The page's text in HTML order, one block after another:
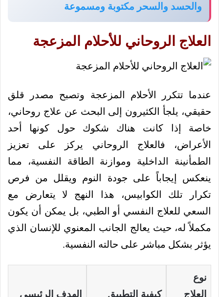
والحسد والسحر مكتوبة ومسموعة
العلاج الروحاني للأحلام المزعجة
عندما تتكرر الأحلام المزعجة وتصبح مصدر قلق
حقيقي، يلجأ الكثيرون إلى البحث عن علاج روحاني،
خاصة إذا كانت هناك شكوك حول كونها أحد
الأعراض، فالعلاج الروحاني يركز على تعزيز
الطمأنينة الداخلية وموازنة الطاقة النفسية، مما
ينعكس إيجاباً على جودة النوم ويقلل من فرص
تكرار تلك الكوابيس، هذا النهج لا يتعارض مع
السعي للعلاج النفسي أو الطبي، بل يمكن أن يكون
مكملاً له، حيث يعالج الجانب المعنوي للإنسان الذي
يؤثر بشكل مباشر على حالته النفسية.
نوع
العلاج
كيفية التطبيق الهدف الرئيسي